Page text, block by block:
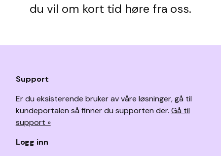
du vil om kort tid høre fra oss.
Support
Er du eksisterende bruker av våre løsninger, gå til
kundeportalen så finner du supporten der. Gå til
support »
Logg inn